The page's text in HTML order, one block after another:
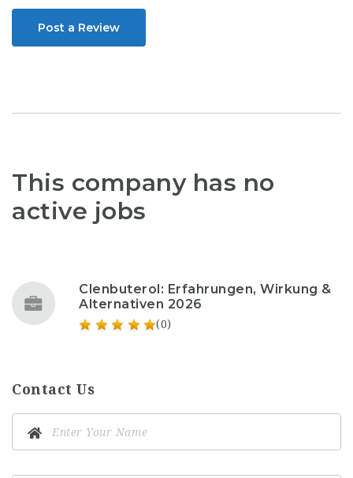
Post a Review
This company has no
active jobs
Clenbuterol: Erfahrungen, Wirkung &
Alternativen 2026
(0)
Contact Us